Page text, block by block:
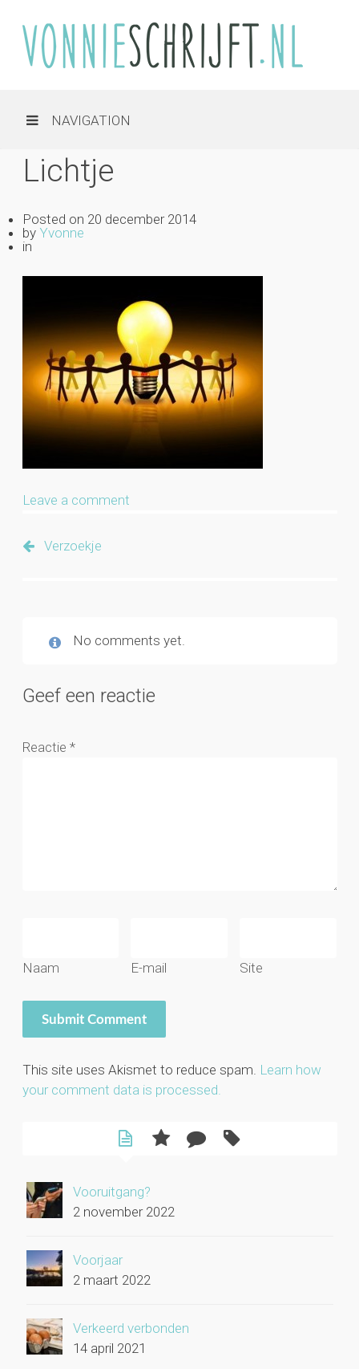
NAVIGATION
Lichtje
Posted on 20 december 2014
by Yvonne
in
Leave a comment
Verzoekje
No comments yet.
Geef een reactie
Reactie *
Naam E-mail Site
This site uses Akismet to reduce spam. Learn how
your comment data is processed.
Vooruitgang?
2 november 2022
Voorjaar
2 maart 2022
Verkeerd verbonden
14 april 2021